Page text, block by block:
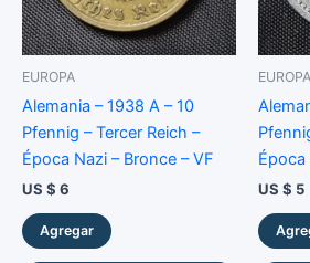
EUROPA
Alemania – 1938 A – 10
Pfennig – Tercer Reich –
Época Nazi – Bronce – VF
US $ 6
Agregar
EUROPA
Época
US $ 5